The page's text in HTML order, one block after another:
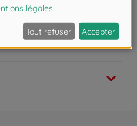
5.99 EUR
Touronchon 35cm BOX